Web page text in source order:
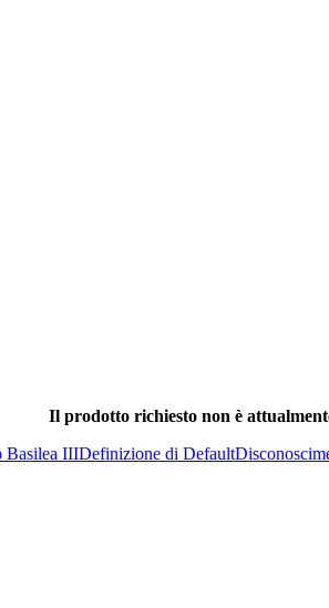
Il prodotto richiesto non è
Basilea IIIDefinizione di Default